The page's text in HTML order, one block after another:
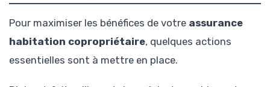
Pour maximiser les bénéfices de votre assurance
habitation copropriétaire, quelques actions
essentielles sont à mettre en place.